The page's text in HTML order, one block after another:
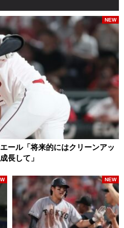
ール「将来的にはクリーンアッ
長して」
NEW
NEW